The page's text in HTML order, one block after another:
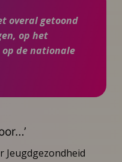
overal getoond
op het
de nationale
Jeugdgezondheid